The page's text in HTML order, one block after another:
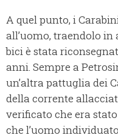
A quel punto, i
all’uomo, traendolo
bici è stata
anni. Sempre a
un’altra pattuglia dei
della corrente
verificato che era
che l’uomo